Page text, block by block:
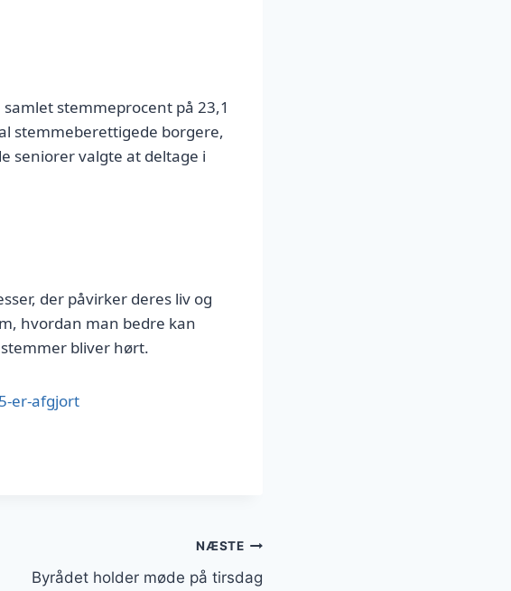
stemmeprocent på 23,1
stemmeberettigede borgere,
seniorer valgte at deltage i
der påvirker deres liv og
hvordan man bedre kan
bliver hørt.
er-afgjort
NÆSTE
Byrådet holder møde på tirsdag